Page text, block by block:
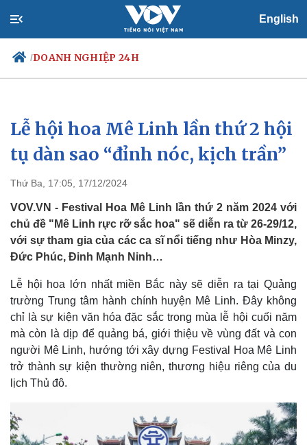
English
/DOANH NGHIỆP 24H
Chính trị
Tổ chức nhân sự
Nhận diện sự thật
Xã hội
Tin 24h
Dự báo thời tiết
Việc làm
Biển đảo
Lễ hội hoa Mê Linh lần thứ 2 hội
tụ dàn sao “đỉnh nóc, kịch trần”
Thứ Ba, 17:05, 17/12/2024
VOV.VN - Festival Hoa Mê Linh lần thứ 2 năm 2024 với
chủ đề "Mê Linh rực rỡ sắc hoa" sẽ diễn ra từ 26-29/12,
với sự tham gia của các ca sĩ nổi tiếng như Hòa Minzy,
Đức Phúc, Đinh Mạnh Ninh…
Lễ hội hoa lớn nhất miền Bắc này sẽ diễn ra tại Quảng
trường Trung tâm hành chính huyện Mê Linh. Đây không
chỉ là sự kiện văn hóa đặc sắc trong mùa lễ hội cuối năm
mà còn là dịp để quảng bá, giới thiệu về vùng đất và con
người Mê Linh, hướng tới xây dựng Festival Hoa Mê Linh
trở thành sự kiện thường niên, thương hiệu riêng của du
lịch Thủ đô.